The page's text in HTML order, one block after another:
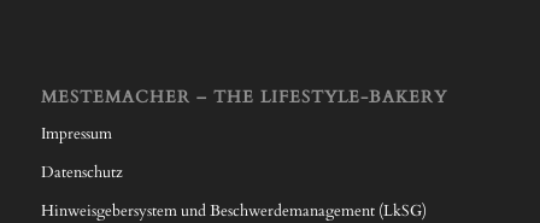
MESTEMACHER – THE LIFESTYLE-BAKERY
Impressum
Datenschutz
Hinweisgebersystem und Beschwerdemanagement (LkSG)